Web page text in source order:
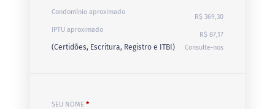
Condomínio aproximado
R$ 369,30
IPTU aproximado
R$ 87,17
(Certidões, Escritura, Registro e ITBI) Consulte-nos
SEU NOME *